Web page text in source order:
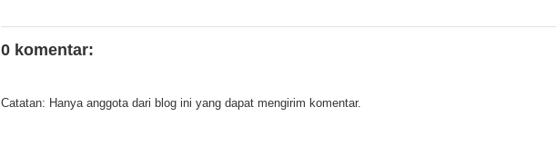
0 komentar:
Catatan: Hanya anggota dari blog ini yang dapat mengirim komentar.